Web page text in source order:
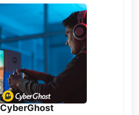
CyberGhost